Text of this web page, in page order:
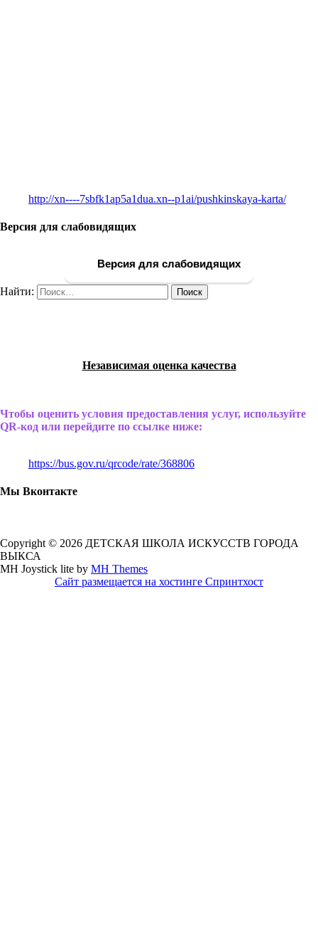
http://xn----7sbfk1ap5a1dua.xn--p1ai/pushkinskaya-karta/
Версия для слабовидящих
Версия для слабовидящих
Найти:
Независимая оценка качества
Чтобы оценить условия предоставления услуг, используйте
QR-код или перейдите по ссылке ниже:
https://bus.gov.ru/qrcode/rate/368806
Мы Вконтакте
Copyright © 2026 ДЕТСКАЯ ШКОЛА ИСКУССТВ ГОРОДА
ВЫКСА
MH Joystick lite by MH Themes
Сайт размещается на хостинге Спринтхост